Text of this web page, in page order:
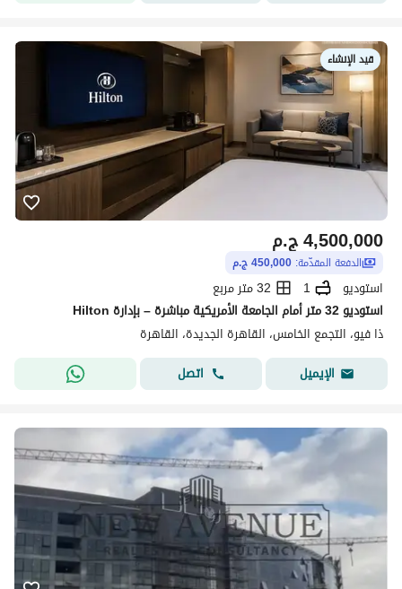
قيد الإنشاء
ج.م4,500,000
الدفعة المقدّمة: 450,000 ج.م
استوديو 1
32 متر مربع
استوديو 32 متر أمام الجامعة الأمريكية مباشرة – بإدارة Hilton
ذا فيو، التجمع الخامس، القاهرة الجديدة، القاهرة
الإيميل
اتصل